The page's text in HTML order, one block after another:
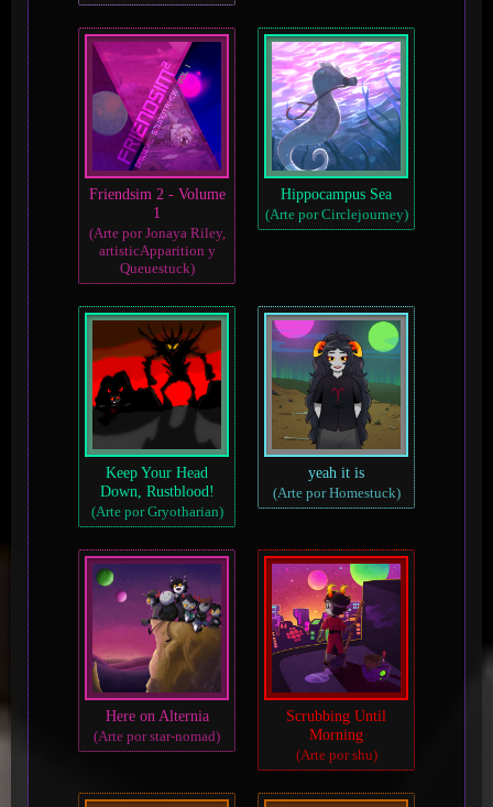
Friendsim 2 - Volume
1
(Arte por Jonaya Riley,
artisticApparition y
Queuestuck)
Hippocampus Sea
(Arte por Circlejourney)
Keep Your Head
Down, Rustblood!
(Arte por Gryotharian)
yeah it is
(Arte por Homestuck)
Here on Alternia
(Arte por star-nomad)
Scrubbing Until
Morning
(Arte por shu)